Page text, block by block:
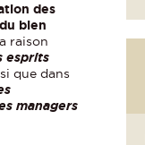
des
bien
raison
esprits
que dans
managers